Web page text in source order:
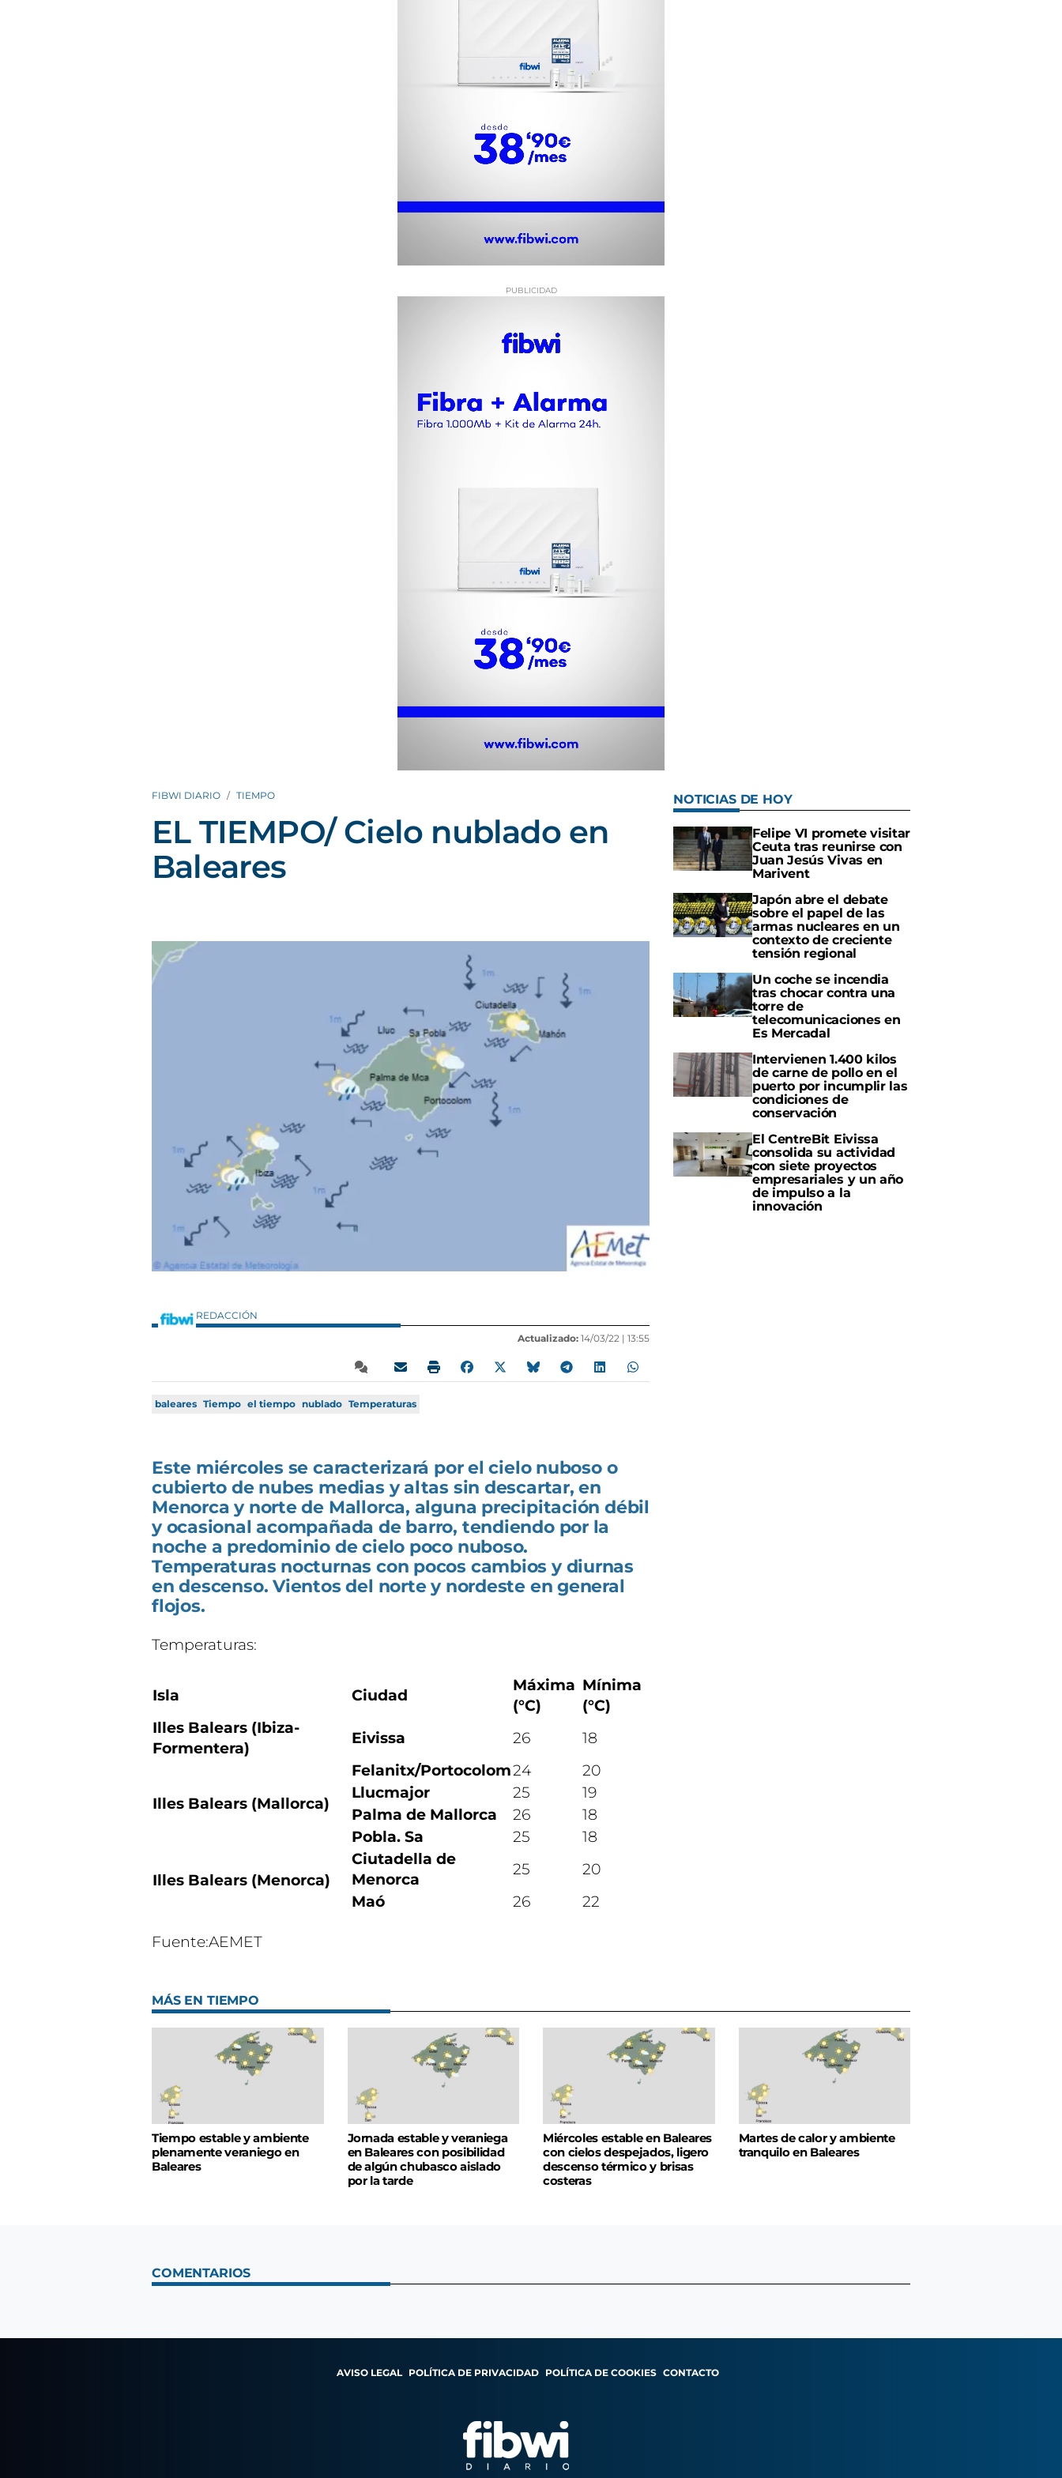
FIBWI DIARIO TIEMPO
EL TIEMPO/ Cielo nublado en
Baleares
REDACCIÓN
Actualizado: 14/03/22 | 13:55
baleares Tiempo el tiempo nublado Temperaturas
Este miércoles se caracterizará por el cielo nuboso o
cubierto de nubes medias y altas sin descartar, en
Menorca y norte de Mallorca, alguna precipitación débil
y ocasional acompañada de barro, tendiendo por la
noche a predominio de cielo poco nuboso.
Temperaturas nocturnas con pocos cambios y diurnas
en descenso. Vientos del norte y nordeste en general
flojos.
Temperaturas:
Isla Ciudad
Máxima
(°C)
Mínima
(°C)
Illes Balears (Ibiza-
Formentera)
Eivissa 26 18
Illes Balears (Mallorca)
Felanitx/Portocolom24
20
Llucmajor
25
19
Palma de Mallorca
26
18
Pobla. Sa
25 18
Illes Balears (Menorca)
Ciutadella de
Menorca
25
20
Maó
26 22
Fuente:AEMET
NOTICIAS DE HOY
Felipe VI promete visitar
Ceuta tras reunirse con
Juan Jesús Vivas en
Marivent
Japón abre el debate
sobre el papel de las
armas nucleares en un
contexto de creciente
tensión regional
Un coche se incendia
tras chocar contra una
torre de
telecomunicaciones en
Es Mercadal
Intervienen 1.400 kilos
de carne de pollo en el
puerto por incumplir las
condiciones de
conservación
El CentreBit Eivissa
consolida su actividad
con siete proyectos
empresariales y un año
de impulso a la
innovación
MÁS EN TIEMPO
Tiempo estable y ambiente
plenamente veraniego en
Baleares
Jornada estable y veraniega
en Baleares con posibilidad
de algún chubasco aislado
por la tarde
Miércoles estable en Baleares
con cielos despejados, ligero
descenso térmico y brisas
costeras
Martes de calor y ambiente
tranquilo en Baleares
COMENTARIOS
AVISO LEGAL POLÍTICA DE PRIVACIDAD POLÍTICA DE COOKIES CONTACTO